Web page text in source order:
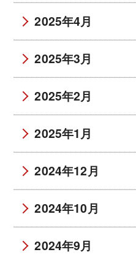
2025年4月
2025年3月
2025年2月
2025年1月
2024年12月
2024年10月
2024年9月